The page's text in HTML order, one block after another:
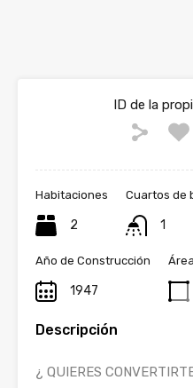
ID de la
Habitaciones
2
Cuartos de
1
Año de Construcción
1947
Área
Descripción
¿ QUIERES